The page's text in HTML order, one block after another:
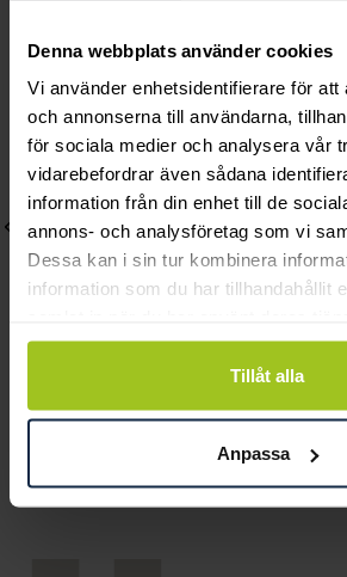
Denna webbplats använder cookies
Vi använder enhetsidentifierare för att
och annonserna till användarna,
för sociala medier och analysera vår
vidarebefordrar även sådana
information från din enhet till de
annons- och analysföretag som vi
Dessa kan i sin tur kombinera
information som du har tillhandahållit
Tillåt alla
Anpassa
Robyn örhängen 18K
Pris:17 540 kr
17 540 kr
Pris:3
3 250